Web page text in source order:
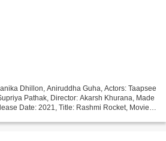
Dhillon, Aniruddha Guha, Actors: Taapsee
Pathak, Director: Akarsh Khurana, Made
Date: 2021, Title: Rashmi Rocket, Movie